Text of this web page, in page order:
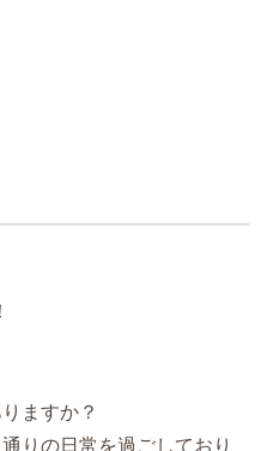
ますか？
りの日常を過ごしており